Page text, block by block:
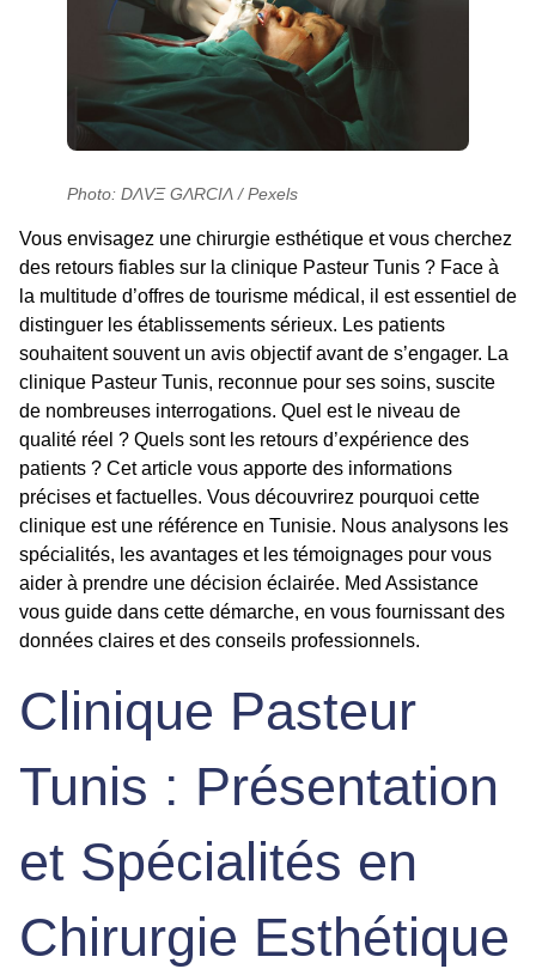
Photo: DΛVΞ GΛRCIΛ / Pexels
Vous envisagez une chirurgie esthétique et vous cherchez
des retours fiables sur la clinique Pasteur Tunis ? Face à
la multitude d’offres de tourisme médical, il est essentiel de
distinguer les établissements sérieux. Les patients
souhaitent souvent un avis objectif avant de s’engager. La
clinique Pasteur Tunis, reconnue pour ses soins, suscite
de nombreuses interrogations. Quel est le niveau de
qualité réel ? Quels sont les retours d’expérience des
patients ? Cet article vous apporte des informations
précises et factuelles. Vous découvrirez pourquoi cette
clinique est une référence en Tunisie. Nous analysons les
spécialités, les avantages et les témoignages pour vous
aider à prendre une décision éclairée. Med Assistance
vous guide dans cette démarche, en vous fournissant des
données claires et des conseils professionnels.
Clinique Pasteur
Tunis : Présentation
et Spécialités en
Chirurgie Esthétique